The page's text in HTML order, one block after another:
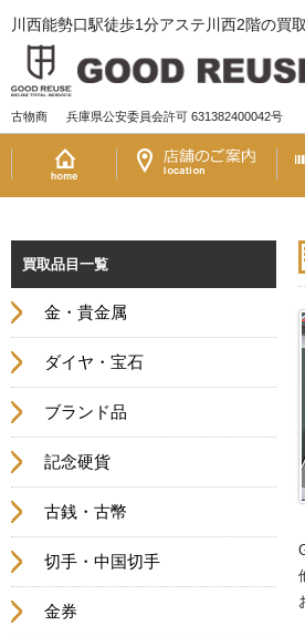
川西能勢口駅徒歩1分アステ川西2階の買
古物商 兵庫県公安委員会許可 631382400042号
買取品目一覧
金・貴金属
ダイヤ・宝石
ブランド品
記念硬貨
古銭・古幣
切手・中国切手
金券